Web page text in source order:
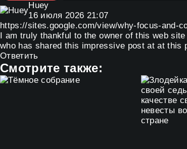
Huey
16 июля 2026 21:07
https://sites.google.com/view/why-focus-and-
I am truly thankful to the owner of this web site
who has shared this impressive post at at
Ответить
Смотрите также: